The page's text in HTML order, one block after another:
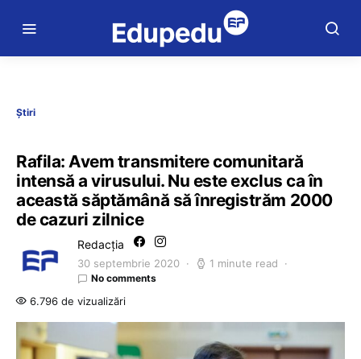
Știri
Rafila: Avem transmitere comunitară
intensă a virusului. Nu este exclus ca în
această săptămână să înregistrăm 2000
de cazuri zilnice
Redacția
30 septembrie 2020 1 minute read
No comments
6.796 de vizualizări